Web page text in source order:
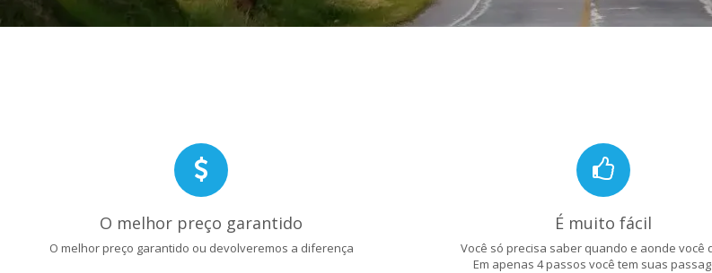
O melhor preço garantido
O melhor preço garantido ou devolveremos a diferença
É muito fácil
Você só precisa saber quando e aonde você
Em apenas 4 passos você tem suas